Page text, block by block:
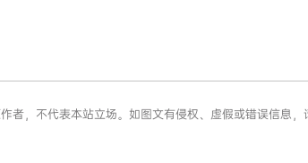
，不代表本站立场。如图文有侵权、虚假或错误信息，